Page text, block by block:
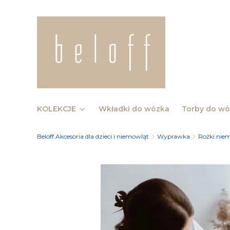
KOLEKCJE Wkładki do wózka Torby do
Beloff Akcesoria dla dzieci i niemowląt Wyprawka Rożki